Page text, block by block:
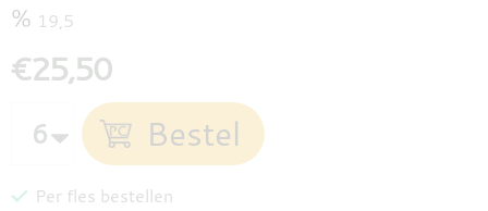
19,5
€25,50
Per fles bestellen